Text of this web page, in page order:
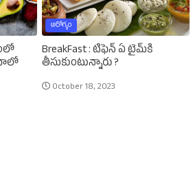
ఆరోగ్యం
BreakFast : టిఫెన్‌ ఏ టైమ్‌కి
తీసుకుంటున్నారు ?
October 18, 2023